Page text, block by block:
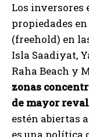
Los inversores
propiedades
(freehold) en
Isla Saadiyat,
Raha Beach y
zonas
de mayor
estén abiertas